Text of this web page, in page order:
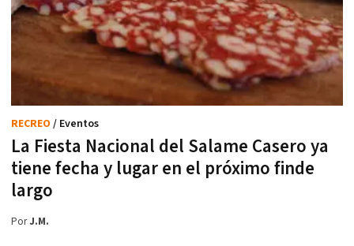
La Fiesta Nacional del Salame Casero ya
tiene fecha y lugar en el próximo finde
largo
RECREO / Eventos
PorJ.M.